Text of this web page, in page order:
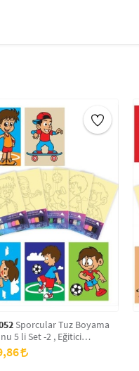
Çocuklar için evde
yapılacak en iyi aktivitelerden
yapılabilecek faaliyetler, etkinlikler
Sporcular Tuz Boyama
5 li Set -2 , Eğitici
, Kum Boyama Oyunu